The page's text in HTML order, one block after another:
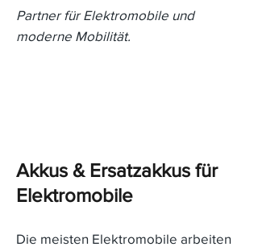
Partner für Elektromobile und
moderne Mobilität.
Akkus & Ersatzakkus für
Elektromobile
Die meisten Elektromobile arbeiten